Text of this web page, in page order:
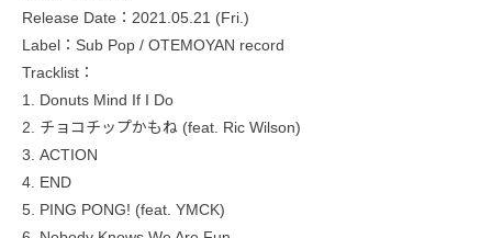
Release Date：2021.05.21 (Fri.)
Label：Sub Pop / OTEMOYAN record
Tracklist：
1. Donuts Mind If I Do
2. チョコチップかもね (feat. Ric Wilson)
3. ACTION
4. END
5. PING PONG! (feat. YMCK)